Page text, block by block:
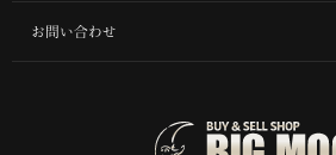
お問い合わせ